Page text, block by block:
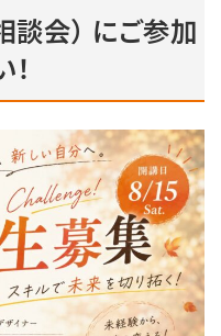
会） にご参加